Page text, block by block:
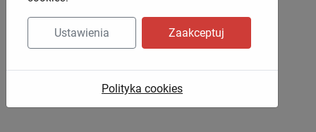
Ustawienia Zaakceptuj
Polityka cookies